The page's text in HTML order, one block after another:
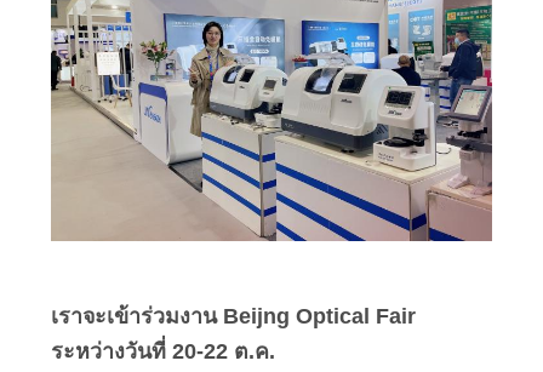
เราจะเข้าร่วมงาน Beijng Optical Fair
ระหว่างวันที่ 20-22 ต.ค.